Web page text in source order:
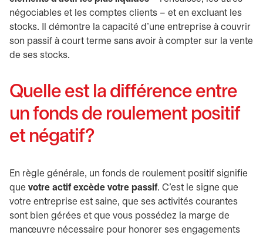
négociables et les comptes clients – et en excluant les
stocks. Il démontre la capacité d’une entreprise à couvrir
son passif à court terme sans avoir à compter sur la vente
de ses stocks.
Quelle est la différence entre
un fonds de roulement positif
et négatif?
En règle générale, un fonds de roulement positif signifie
que votre actif excède votre passif. C’est le signe que
votre entreprise est saine, que ses activités courantes
sont bien gérées et que vous possédez la marge de
manœuvre nécessaire pour honorer ses engagements